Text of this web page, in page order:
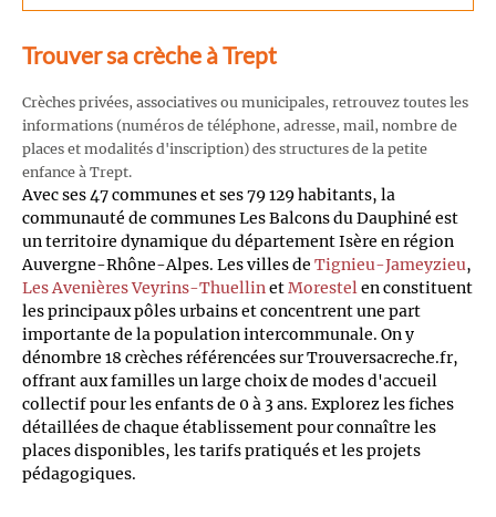
Trouver sa crèche à Trept
Crèches privées, associatives ou municipales, retrouvez toutes les
informations (numéros de téléphone, adresse, mail, nombre de
places et modalités d'inscription) des structures de la petite
enfance à Trept.
Avec ses 47 communes et ses 79 129 habitants, la
communauté de communes Les Balcons du Dauphiné est
un territoire dynamique du département Isère en région
Auvergne-Rhône-Alpes. Les villes de Tignieu-Jameyzieu,
Les Avenières Veyrins-ThuellinetMorestelen constituent
les principaux pôles urbains et concentrent une part
importante de la population intercommunale. On y
dénombre 18 crèches référencées sur Trouversacreche.fr,
offrant aux familles un large choix de modes d'accueil
collectif pour les enfants de 0 à 3 ans. Explorez les fiches
détaillées de chaque établissement pour connaître les
places disponibles, les tarifs pratiqués et les projets
pédagogiques.